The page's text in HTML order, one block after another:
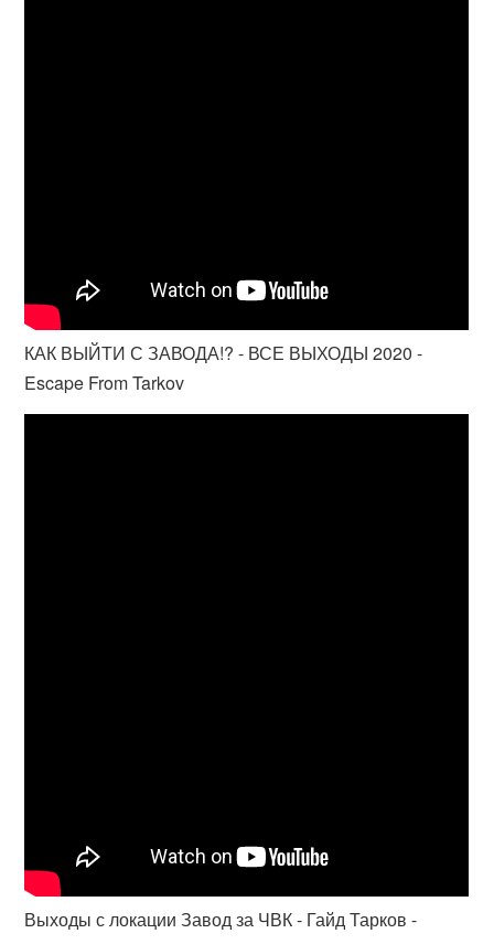
КАК ВЫЙТИ С ЗАВОДА!? - ВСЕ ВЫХОДЫ 2020 -
Escape From Tarkov
Выходы с локации Завод за ЧВК - Гайд Тарков -